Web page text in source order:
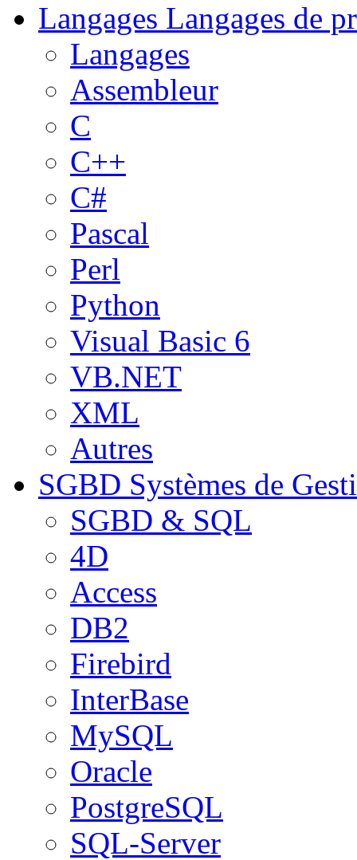
Langages Langages de
Langages
Assembleur
C
C++
C#
Pascal
Perl
Python
Visual Basic 6
VB.NET
XML
Autres
SGBD Systèmes de
SGBD & SQL
4D
Access
DB2
Firebird
InterBase
MySQL
Oracle
PostgreSQL
SQL-Server